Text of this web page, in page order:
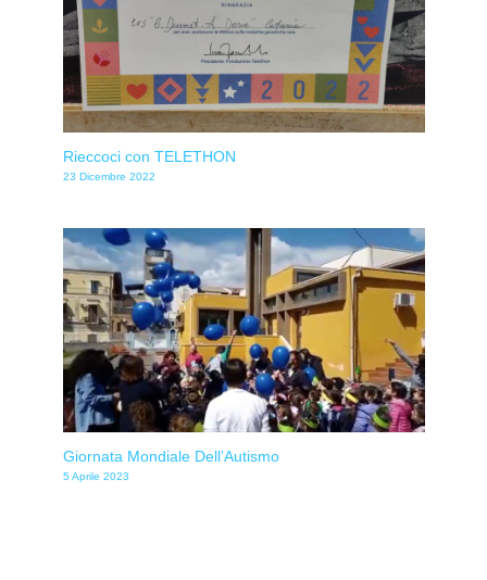
Rieccoci con TELETHON
23 Dicembre 2022
Giornata Mondiale Dell’Autismo
5 Aprile 2023